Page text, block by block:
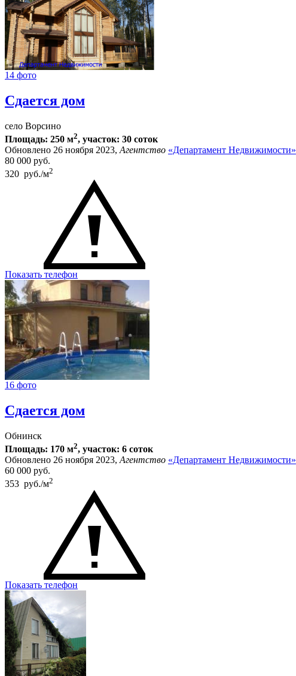
14 фото
Сдается дом
село Ворсино
Площадь: 250 м2, участок: 30 соток
Обновлено 26 ноября 2023, Агентство «Департамент Недвижимости»
80 000 руб.
320 руб./м2
Показать телефон
16 фото
Сдается дом
Обнинск
Площадь: 170 м2, участок: 6 соток
Обновлено 26 ноября 2023,Агентство «Департамент Недвижимости»
60 000 руб.
353 руб./м2
Показать телефон